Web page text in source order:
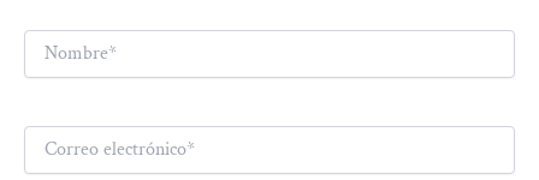
Nombre*
Correo
electrónico*